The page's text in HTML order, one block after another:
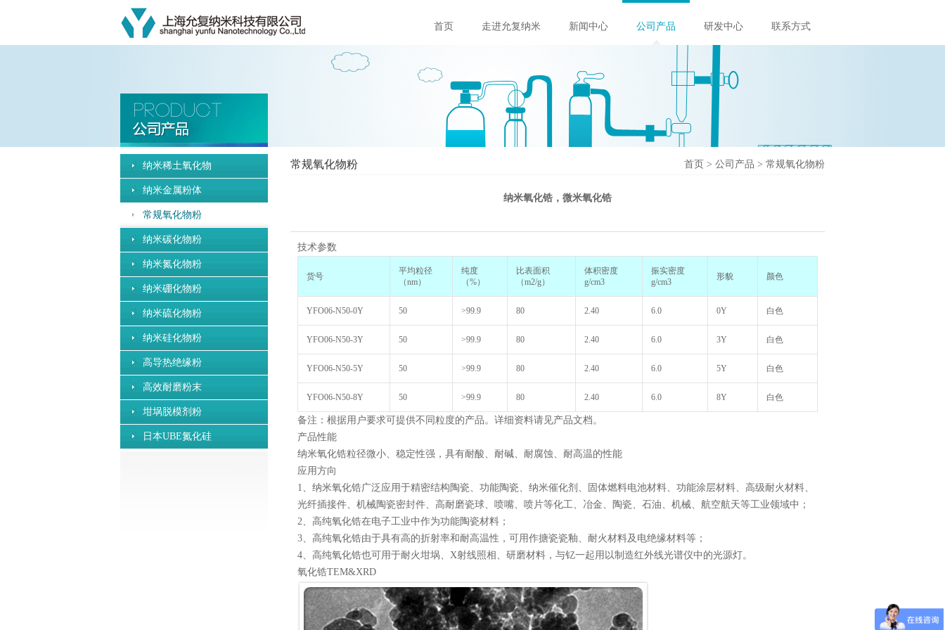
首页 走进允复纳米 新闻中心 公司产品 研发中心 联系方式
纳米稀土氧化物
纳米金属粉体
常规氧化物粉
纳米碳化物粉
纳米氮化物粉
纳米硼化物粉
纳米硫化物粉
纳米硅化物粉
高导热绝缘粉
高效耐磨粉末
坩埚脱模剂粉
日本UBE氮化硅
常规氧化物粉 首页 > 公司产品 > 常规氧化物粉
纳米氧化锆，微米氧化锆
技术参数
货号
平均粒径
（nm）
纯度
（%）
比表面积
（m2/g）
体积密度
g/cm3
振实密度
g/cm3
形貌 颜色
YFO06-N50-0Y 50 >99.9 80 2.40 6.0 0Y 白色
YFO06-N50-3Y 50 >99.9 80 2.40 6.0 3Y 白色
YFO06-N50-5Y 50 >99.9 80 2.40 6.0 5Y 白色
YFO06-N50-8Y 50 >99.9 80 2.40 6.0 8Y 白色
备注：根据用户要求可提供不同粒度的产品。详细资料请见产品文档。
产品性能
纳米氧化锆粒径微小、稳定性强，具有耐酸、耐碱、耐腐蚀、耐高温的性能
应用方向
1、纳米氧化锆广泛应用于精密结构陶瓷、功能陶瓷、纳米催化剂、固体燃料电池材料、功能涂层材料、高级耐火材料、
光纤插接件、机械陶瓷密封件、高耐磨瓷球、喷嘴、喷片等化工、冶金、陶瓷、石油、机械、航空航天等工业领域中；
2、高纯氧化锆在电子工业中作为功能陶瓷材料；
3、高纯氧化锆由于具有高的折射率和耐高温性，可用作搪瓷瓷釉、耐火材料及电绝缘材料等；
4、高纯氧化锆也可用于耐火坩埚、X射线照相、研磨材料，与钇一起用以制造红外线光谱仪中的光源灯。
氧化锆TEM&XRD